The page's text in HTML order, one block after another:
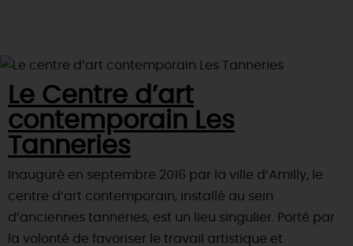
Le Centre d’art
contemporain Les
Tanneries
Inauguré en septembre 2016 par la ville d’Amilly, le
centre d’art contemporain, installé au sein
d’anciennes tanneries, est un lieu singulier. Porté par
la volonté de favoriser le travail artistique et